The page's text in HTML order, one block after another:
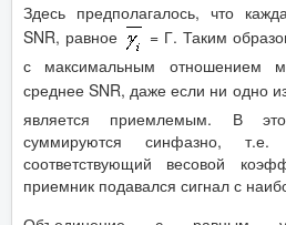
Здесь предполагалось, что
SNR, равное
= Г. Таким
с максимальным отношением
среднее SNR, даже если ни одно
является приемлемым. В
суммируются синфазно,
соответствующий весовой
приемник подавался сигнал с